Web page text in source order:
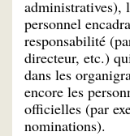
administratives),
personnel
responsabilité
directeur, etc.)
dans les
encore les
officielles (par
nominations).